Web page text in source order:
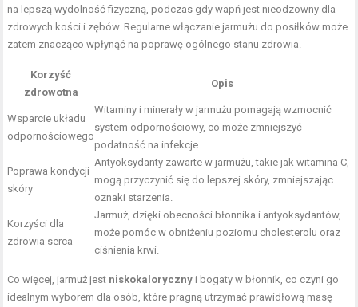
na lepszą wydolność fizyczną, podczas gdy wapń jest nieodzowny dla
zdrowych kości i zębów. Regularne włączanie jarmużu do posiłków może
zatem znacząco wpłynąć na poprawę ogólnego stanu zdrowia.
Korzyść
zdrowotna
Opis
Wsparcie układu
odpornościowego
Witaminy i minerały w jarmużu pomagają wzmocnić
system odpornościowy, co może zmniejszyć
podatność na infekcje.
Poprawa kondycji
skóry
Antyoksydanty zawarte w jarmużu, takie jak witamina C,
mogą przyczynić się do lepszej skóry, zmniejszając
oznaki starzenia.
Korzyści dla
zdrowia serca
Jarmuż, dzięki obecności błonnika i antyoksydantów,
może pomóc w obniżeniu poziomu cholesterolu oraz
ciśnienia krwi.
Co więcej, jarmuż jest niskokaloryczny i bogaty w błonnik, co czyni go
idealnym wyborem dla osób, które pragną utrzymać prawidłową masę